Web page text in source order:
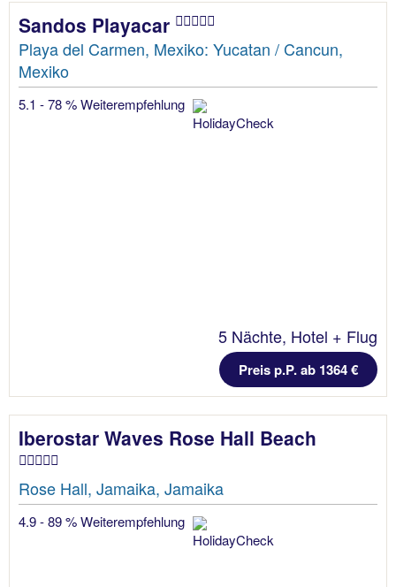
Sandos Playacar
Playa del Carmen, Mexiko: Yucatan / Cancun,
Mexiko
5.1 - 78 % Weiterempfehlung
5 Nächte, Hotel + Flug
Preis p.P. ab 1364 €
Iberostar Waves Rose Hall Beach
Rose Hall, Jamaika, Jamaika
4.9 - 89 % Weiterempfehlung